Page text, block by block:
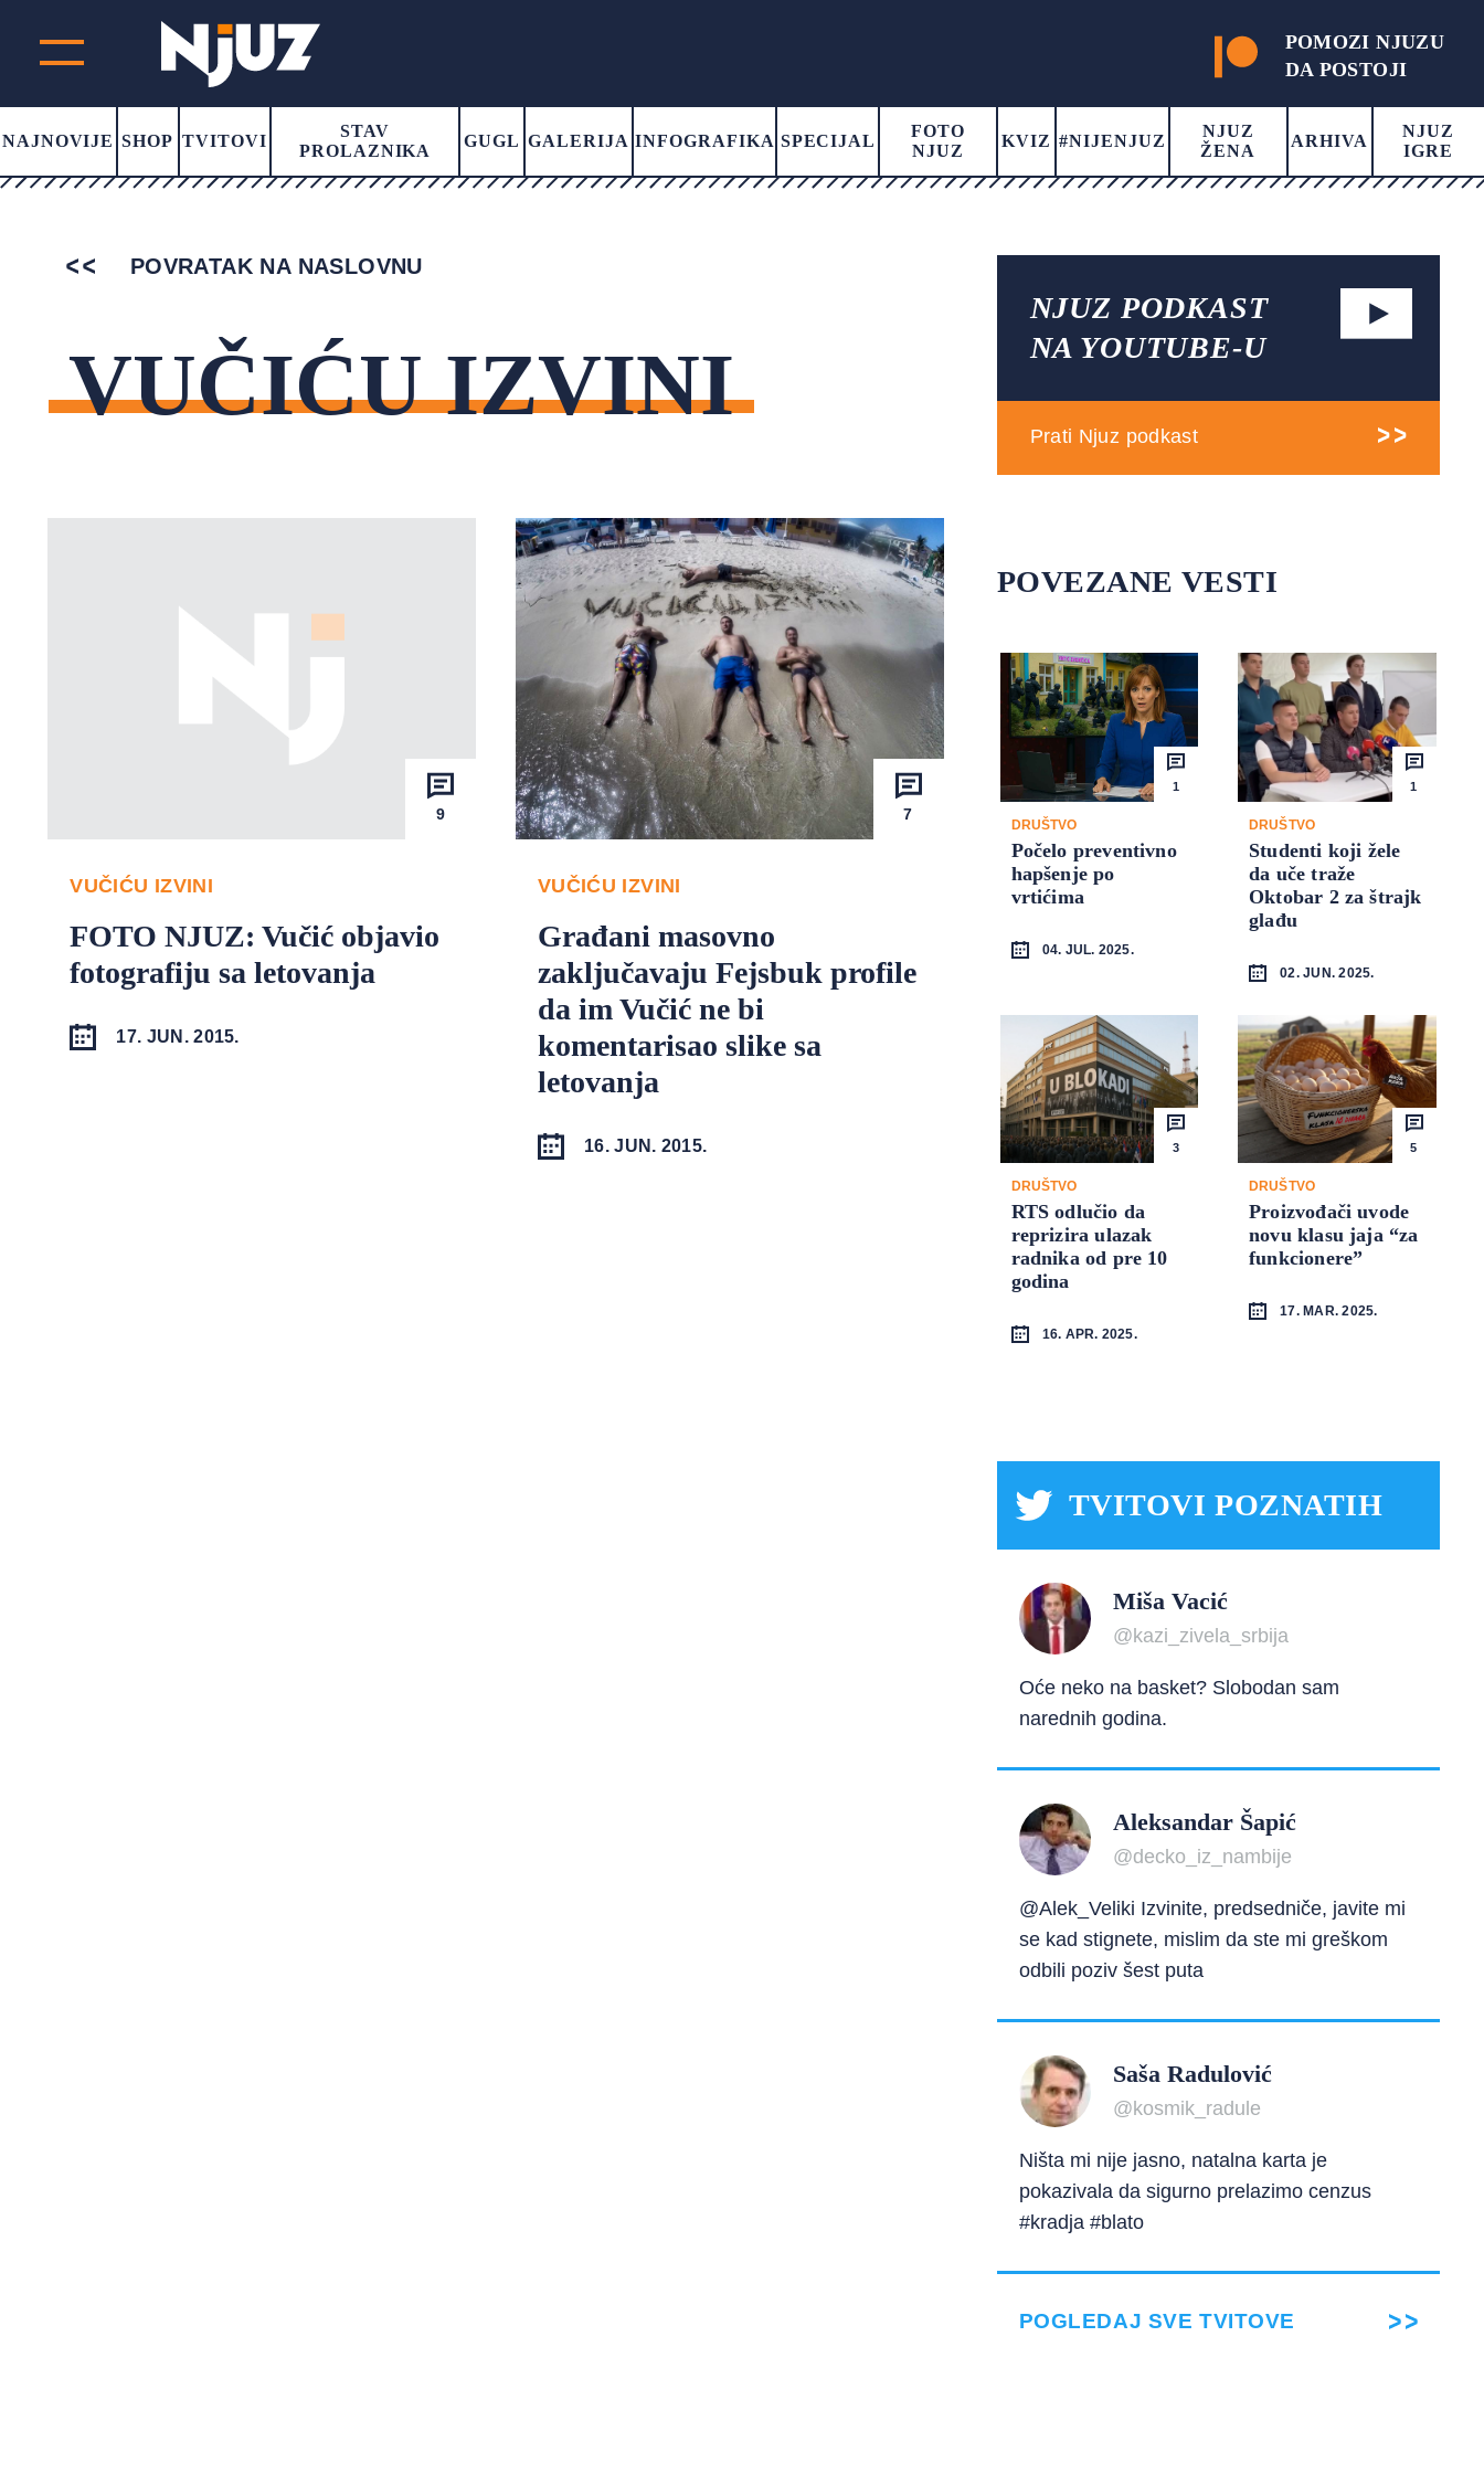
POMOZI NJUZU
DA POSTOJI
NAJNOVIJE SHOP TVITOVI
STAV
PROLAZNIKA
GUGL GALERIJA INFOGRAFIKA SPECIJAL
FOTO
NJUZ
KVIZ #NIJENJUZ
NJUZ
ŽENA
ARHIVA
NJUZ
IGRE
POVRATAK NA NASLOVNU
VUČIĆU IZVINI
9
VUČIĆU IZVINI
FOTO NJUZ: Vučić objavio
fotografiju sa letovanja
17. JUN. 2015.
7
VUČIĆU IZVINI
Građani masovno
zaključavaju Fejsbuk profile
da im Vučić ne bi
komentarisao slike sa
letovanja
16. JUN. 2015.
NJUZ PODKAST
NA YOUTUBE-U
Prati Njuz podkast
POVEZANE VESTI
1
DRUŠTVO
Počelo preventivno
hapšenje po
vrtićima
04. JUL. 2025.
1
DRUŠTVO
Studenti koji žele
da uče traže
Oktobar 2 za štrajk
glađu
02. JUN. 2025.
3
DRUŠTVO
RTS odlučio da
reprizira ulazak
radnika od pre 10
godina
16. APR. 2025.
5
DRUŠTVO
Proizvođači uvode
novu klasu jaja “za
funkcionere”
17. MAR. 2025.
TVITOVI POZNATIH
Miša Vacić
@kazi_zivela_srbija
Oće neko na basket? Slobodan sam
narednih godina.
Aleksandar Šapić
@decko_iz_nambije
@Alek_Veliki Izvinite, predsedniče, javite mi
se kad stignete, mislim da ste mi greškom
odbili poziv šest puta
Saša Radulović
@kosmik_radule
Ništa mi nije jasno, natalna karta je
pokazivala da sigurno prelazimo cenzus
#kradja #blato
POGLEDAJ SVE TVITOVE